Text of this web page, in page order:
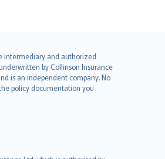
intermediary and authorized
by Collinson Insurance
is an independent company. No
policy documentation you